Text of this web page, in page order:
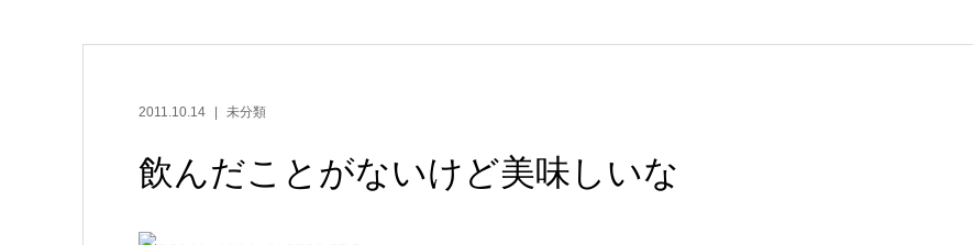
2011.10.14 未分類
飲んだことがないけど美味しいな